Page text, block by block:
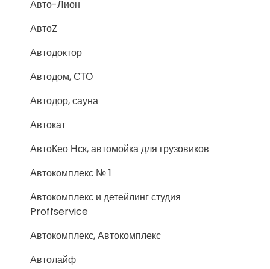
Авто-Лион
АвтоZ
Автодоктор
Автодом, СТО
Автодор, сауна
Автокат
АвтоКео Нск, автомойка для грузовиков
Автокомплекс № 1
Автокомплекс и детейлинг студия
Proffservice
Автокомплекс, Автокомплекс
Автолайф